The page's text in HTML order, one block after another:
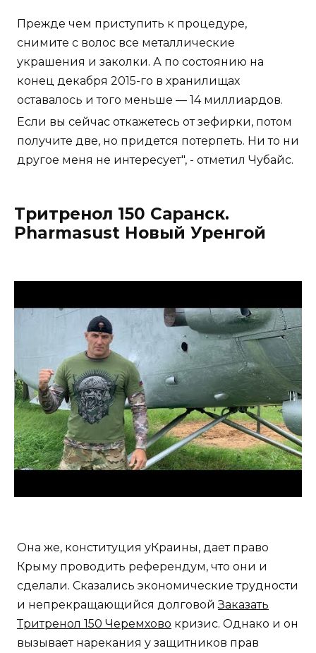
Прежде чем приступить к процедуре,
снимите с волос все металлические
украшения и заколки. А по состоянию на
конец декабря 2015-го в хранилищах
оставалось и того меньше — 14 миллиардов.
Если вы сейчас откажетесь от зефирки, потом
получите две, но придется потерпеть. Ни то ни
другое меня не интересует", - отметил Чубайс.
Тритренол 150 Саранск.
Pharmasust Новый Уренгой
Она же, конституция уКраины, дает право
Крыму проводить референдум, что они и
сделали. Сказались экономические трудности
и непрекращающийся долговойЗаказать
Тритренол 150 Черемхово кризис. Однако и он
вызывает нарекания у защитников прав